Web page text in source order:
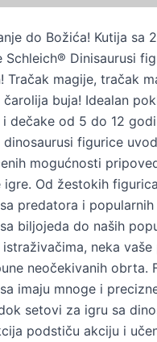
do Božića! Kutija sa
Schleich® Dinisaurusi
Tračak magije, tračak
čarolija buja! Idealan
dečake od 5 do 12
dinosaurusi figurice
mogućnosti
igre. Od žestokih figurica
predatora i
biljojeda do naših
neka vaše
neočekivanih obrta.
imaju mnoge i
setovi za igru sa
podstiču akciju i